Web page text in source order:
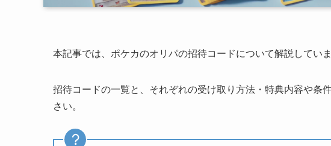
本記事では、ポケカのオリパの招待コードについて解説していま
招待コードの一覧と、それぞれの受け取り方法・特典内容や条
さい。